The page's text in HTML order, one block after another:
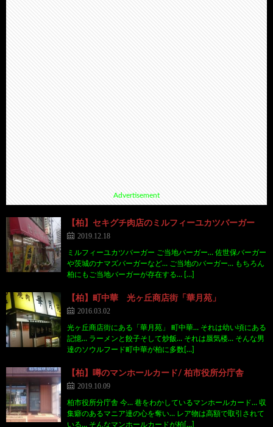
Advertisement
【柏】セキグチ肉店のミルフィーユカツバーガー
2019.12.18
ミルフィーユカツバーガー ご当地バーガー… 佐世保バーガー
や茨城のナマズバーガーなど… ご当地のバーガー… もちろん
柏にもご当地バーガーが存在する… […]
【柏】町中華 光ヶ丘商店街「華月苑」
2016.03.02
光ヶ丘商店街にある「華月苑」 町中華… それは幼い頃にある
記憶… ラーメンと餃子そして炒飯… それは蜃気楼… そんな男
達のソウルフード町中華が柏に多数[…]
【柏】噂のマンホールカード/ 柏市役所分庁舎
2019.10.09
柏市役所分庁舎 今… 巷をわかしているマンホールカード… 収
集癖のあるマニア達の心を奪い… レア物は高額で取引されて
いる… そんなマンホールカードが柏[…]